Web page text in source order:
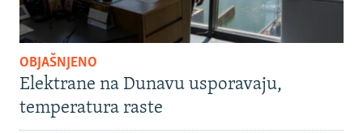
OBJAŠNJENO
Elektrane na Dunavu usporavaju,
temperatura raste